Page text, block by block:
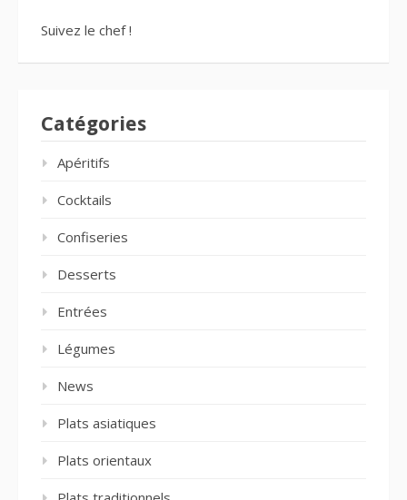
Suivez le chef !
Catégories
Apéritifs
Cocktails
Confiseries
Desserts
Entrées
Légumes
News
Plats asiatiques
Plats orientaux